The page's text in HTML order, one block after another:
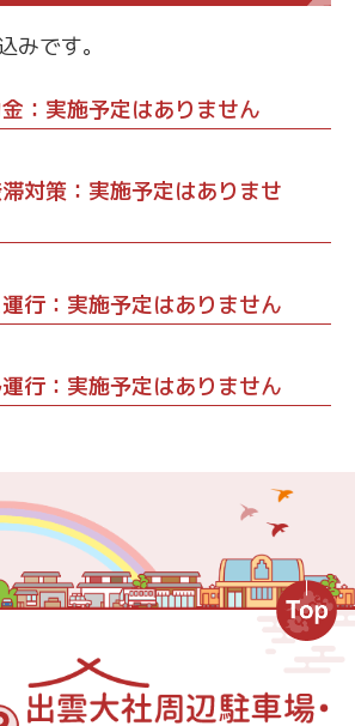
みです。
：実施予定はありません
対策：実施予定はありませ
行：実施予定はありません
行：実施予定はありません